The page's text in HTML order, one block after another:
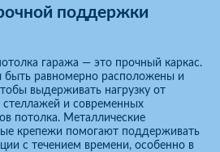
поддержки
гаража — это прочный каркас.
быть равномерно расположены и
выдерживать нагрузку от
стеллажей и современных
потолка. Металлические
крепежи помогают поддерживать
с течением времени, особенно в